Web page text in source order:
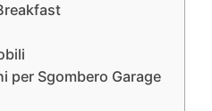
per Sgombero Garage